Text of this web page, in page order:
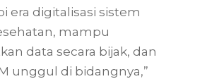
era digitalisasi sistem
mampu
data secara bijak, dan
unggul di bidangnya,”